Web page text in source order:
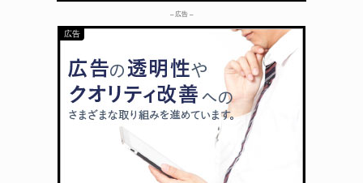
– 広告 –